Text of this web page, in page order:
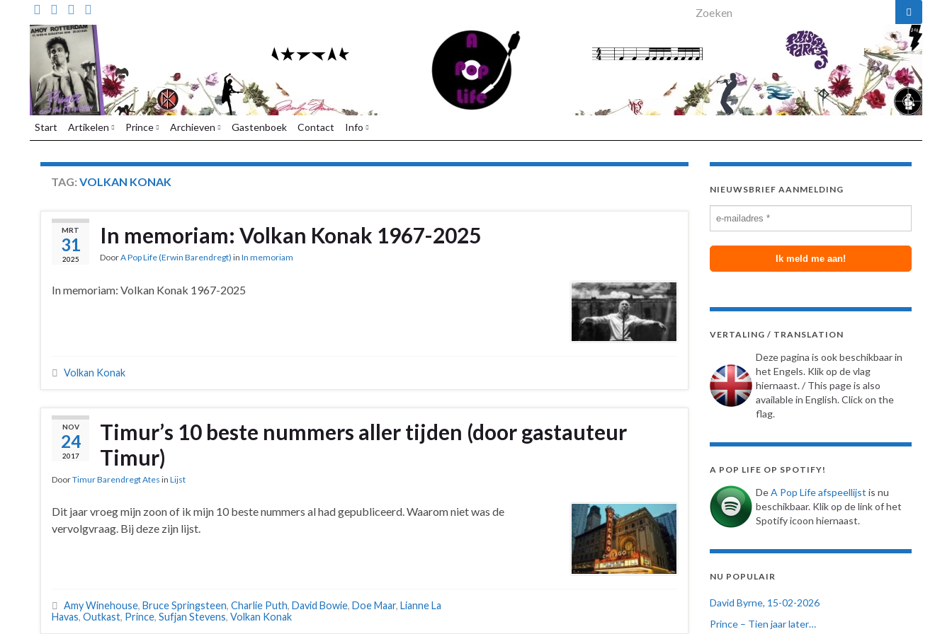
Search for:
Start Artikelen Prince Archieven Gastenboek Contact Info
TAG: VOLKAN KONAK
MRT
31
2025
In memoriam: Volkan Konak 1967-2025
DoorA Pop Life (Erwin Barendregt) in In memoriam
In memoriam: Volkan Konak 1967-2025
Volkan Konak
NOV
24
2017
Timur’s 10 beste nummers aller tijden (door gastauteur
Timur)
DoorTimur Barendregt Ates in Lijst
Dit jaar vroeg mijn zoon of ik mijn 10 beste nummers al had gepubliceerd. Waarom niet was de
vervolgvraag. Bij deze zijn lijst.
Amy Winehouse, Bruce Springsteen, Charlie Puth, David Bowie, Doe Maar, Lianne La
Havas, Outkast, Prince, Sufjan Stevens, Volkan Konak
NIEUWSBRIEF AANMELDING
VERTALING / TRANSLATION
Deze pagina is ook beschikbaar in
het Engels. Klik op de vlag
hiernaast. / This page is also
available in English. Click on the
flag.
A POP LIFE OP SPOTIFY!
DeA Pop Life afspeellijst is nu
beschikbaar. Klik op de link of het
Spotify icoon hiernaast.
NU POPULAIR
David Byrne, 15-02-2026
Prince – Tien jaar later…